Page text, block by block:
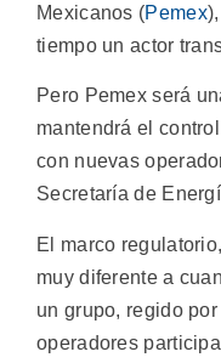
Mexicanos (Pemex
tiempo un actor
Pero Pemex será
mantendrá el
con nuevas
Secretaría de
El marco
muy diferente a
un grupo, regido
operadores